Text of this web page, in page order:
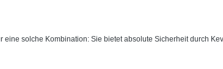
solche Kombination: Sie bietet absolute Sicherheit durch